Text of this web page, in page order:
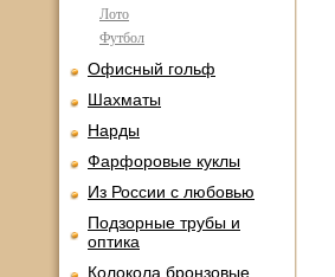
Лото
Футбол
Офисный гольф
Шахматы
Нарды
Фарфоровые куклы
Из России с любовью
Подзорные трубы и
оптика
Колокола бронзовые